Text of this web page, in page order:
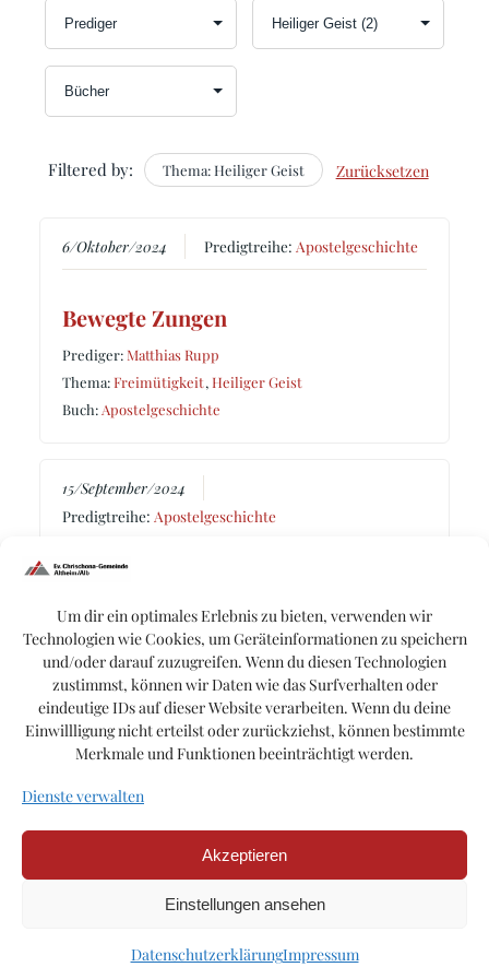
Um dir ein optimales Erlebnis zu bieten, verwenden wir
Technologien wie Cookies, um Geräteinformationen zu speichern
und/oder darauf zuzugreifen. Wenn du diesen Technologien
zustimmst, können wir Daten wie das Surfverhalten oder
eindeutige IDs auf dieser Website verarbeiten. Wenn du deine
Einwillligung nicht erteilst oder zurückziehst, können bestimmte
Merkmale und Funktionen beeinträchtigt werden.
Dienste verwalten
Akzeptieren
Einstellungen ansehen
DatenschutzerklärungImpressum
Filtered by: Thema: Heiliger Geist Zurücksetzen
6/Oktober/2024 Predigtreihe: Apostelgeschichte
Bewegte Zungen
Prediger: Matthias Rupp
Thema: Freimütigkeit, Heiliger Geist
Buch: Apostelgeschichte
15/September/2024
Predigtreihe: Apostelgeschichte
Prediger:Matthias Rupp
Thema:Bewegung Heiliger Geist
Pfingsten
Buch:Apostelgeschichte
© 2026 Ev. Chrischona Gemeinde Altheim/Alb.